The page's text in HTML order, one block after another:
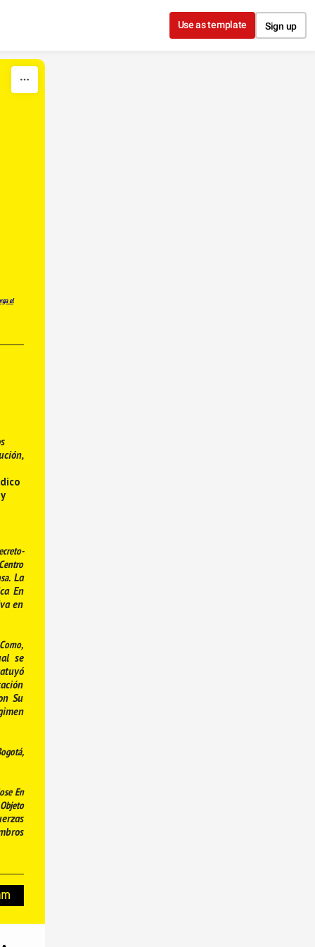
Use as template Sign up
el
La
En
en
se
Su
En